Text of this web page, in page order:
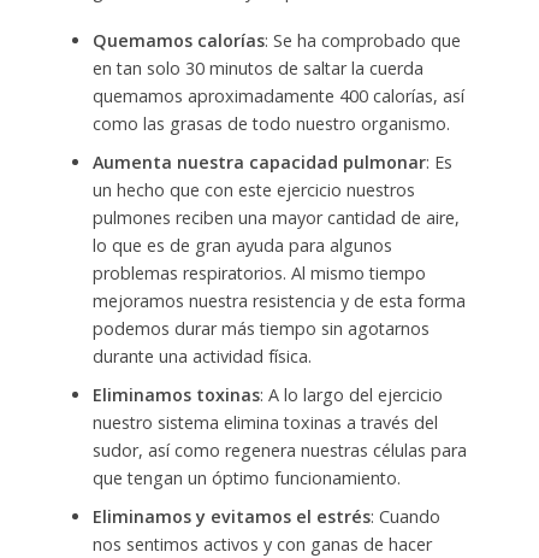
Quemamos calorías: Se ha comprobado que
en tan solo 30 minutos de saltar la cuerda
quemamos aproximadamente 400 calorías, así
como las grasas de todo nuestro organismo.
Aumenta nuestra capacidad pulmonar: Es
un hecho que con este ejercicio nuestros
pulmones reciben una mayor cantidad de aire,
lo que es de gran ayuda para algunos
problemas respiratorios. Al mismo tiempo
mejoramos nuestra resistencia y de esta forma
podemos durar más tiempo sin agotarnos
durante una actividad física.
Eliminamos toxinas: A lo largo del ejercicio
nuestro sistema elimina toxinas a través del
sudor, así como regenera nuestras células para
que tengan un óptimo funcionamiento.
Eliminamos y evitamos el estrés: Cuando
nos sentimos activos y con ganas de hacer